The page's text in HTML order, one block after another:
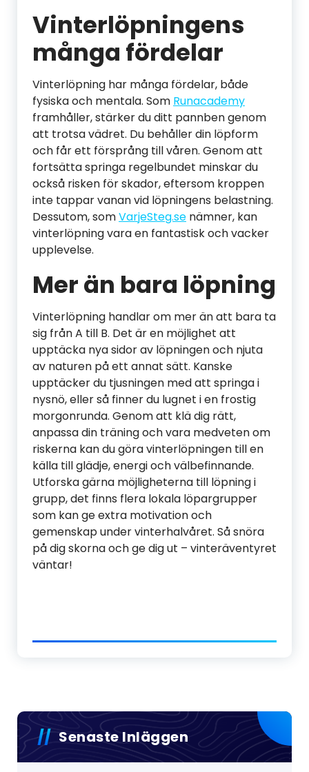
Vinterlöpningens
många fördelar
Vinterlöpning har många fördelar, både
fysiska och mentala. Som Runacademy
framhåller, stärker du ditt pannben genom
att trotsa vädret. Du behåller din löpform
och får ett försprång till våren. Genom att
fortsätta springa regelbundet minskar du
också risken för skador, eftersom kroppen
inte tappar vanan vid löpningens belastning.
Dessutom, somVarjeSteg.se nämner, kan
vinterlöpning vara en fantastisk och vacker
upplevelse.
Mer än bara löpning
Vinterlöpning handlar om mer än att bara ta
sig från A till B. Det är en möjlighet att
upptäcka nya sidor av löpningen och njuta
av naturen på ett annat sätt. Kanske
upptäcker du tjusningen med att springa i
nysnö, eller så finner du lugnet i en frostig
morgonrunda. Genom att klä dig rätt,
anpassa din träning och vara medveten om
riskerna kan du göra vinterlöpningen till en
källa till glädje, energi och välbefinnande.
Utforska gärna möjligheterna till löpning i
grupp, det finns flera lokala löpargrupper
som kan ge extra motivation och
gemenskap under vinterhalvåret. Så snöra
på dig skorna och ge dig ut – vinteräventyret
väntar!
Senaste Inläggen